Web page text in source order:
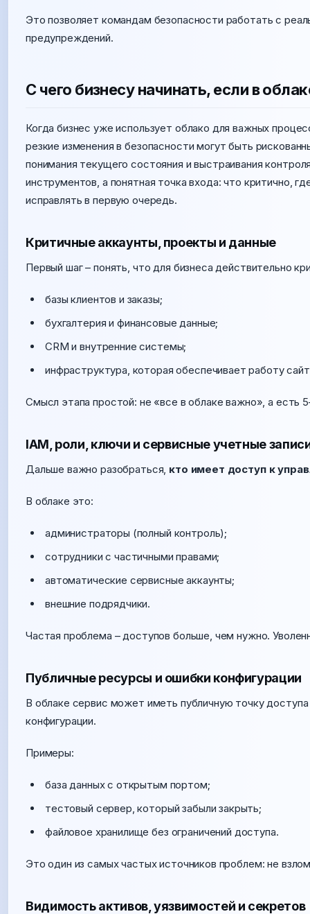
Это позволяет командам безопасности работать с
предупреждений.
С чего бизнесу начинать, если в
Когда бизнес уже использует облако для важных
резкие изменения в безопасности могут быть
понимания текущего состояния и выстраивания
инструментов, а понятная точка входа: что критично,
исправлять в первую очередь.
Критичные аккаунты, проекты и данные
Первый шаг – понять, что для бизнеса действительно
базы клиентов и заказы;
бухгалтерия и финансовые данные;
CRM и внутренние системы;
инфраструктура, которая обеспечивает работу
Смысл этапа простой: не «все в облаке важно», а есть
IAM, роли, ключи и сервисные учетные
Дальше важно разобраться, кто имеет доступ к
В облаке это:
администраторы (полный контроль);
сотрудники с частичными правами;
автоматические сервисные аккаунты;
внешние подрядчики.
Частая проблема – доступов больше, чем нужно.
Публичные ресурсы и ошибки конфигурации
В облаке сервис может иметь публичную точку
конфигурации.
Примеры:
база данных с открытым портом;
тестовый сервер, который забыли закрыть;
файловое хранилище без ограничений доступа.
Это один из самых частых источников проблем: не
Видимость активов, уязвимостей и секретов